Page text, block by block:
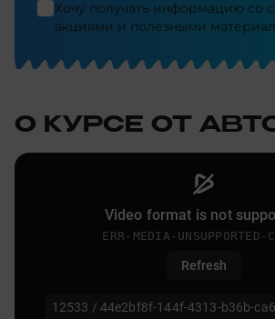
Хочу получать информацию со
акциями и полезными
О КУРСЕ ОТ